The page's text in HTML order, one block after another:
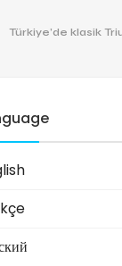
Türkiye’de klasik